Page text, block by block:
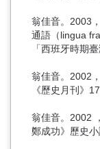
翁佳音。2003
通語（lingua
「西班牙時期
翁佳音。2002
《歷史月刊》
翁佳音。2002
鄭成功》歷史